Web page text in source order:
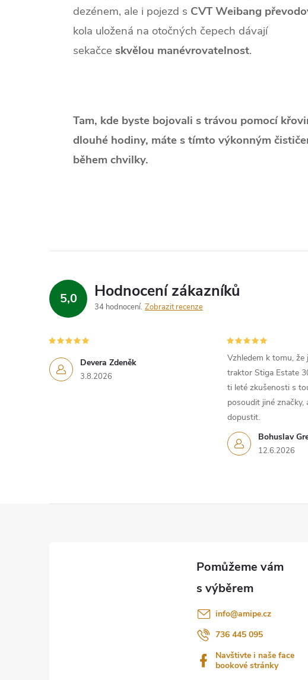
dezénem, ale i pojezd s CVTWeibang
kola uložená na otočných čepech dávají
sekačce skvělou manévrovatelnost.
Tam, kde byste bojovali s trávou pomocí
dlouhé hodiny, máte s tímto výkonným
během chvilky.
5,0 Hodnocení zákazníků
34 hodnocení Zobrazit recenze
Devera Zdeněk
3.8.2026
Bohuslav
12.6.2026
Vzhledem k tomu, že
traktor Stiga Estate
ti leté zkušenosti s
posoudit jiné značky,
dopustit.
info@amipe.cz
736 445 095
Navštivte i naše face
bookové stránky